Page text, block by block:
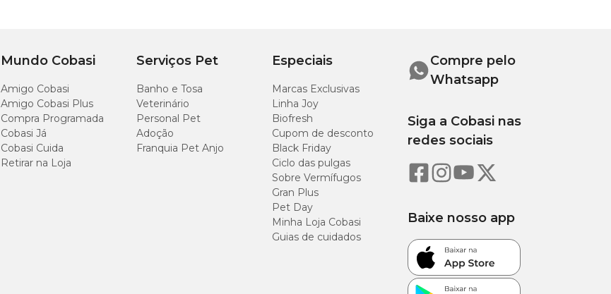
Mundo Cobasi
Amigo Cobasi
Amigo Cobasi Plus
Compra Programada
Cobasi Já
Cobasi Cuida
Retirar na Loja
Serviços Pet
Banho e Tosa
Veterinário
Personal Pet
Adoção
Franquia Pet Anjo
Especiais
Marcas Exclusivas
Linha Joy
Biofresh
Cupom de desconto
Black Friday
Ciclo das pulgas
Sobre Vermífugos
Gran Plus
Pet Day
Minha Loja Cobasi
Guias de cuidados
Compre pelo
Whatsapp
Siga a Cobasi nas
redes sociais
Baixe nosso app